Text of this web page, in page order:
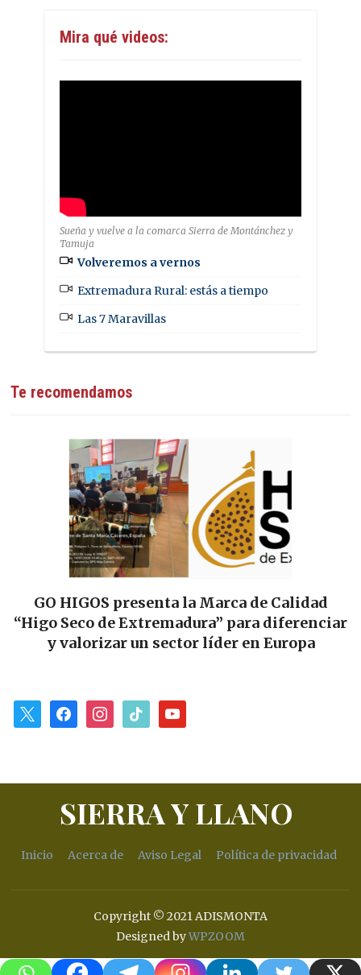
Mira qué videos:
Sueña y vuelve a la comarca Sierra de Montánchez y
Tamuja
Volveremos a vernos
Extremadura Rural: estás a tiempo
Las 7 Maravillas
Te recomendamos
presenta la Marca de Calidad
de Extremadura” para diferenciar
un sector líder en Europa
Las
alianza
para
facebookinstagram
tiktok youtube
SIERRA Y LLANO
Inicio Acerca de Aviso Legal Política de privacidad
Copyright © 2021 ADISMONTA
Designed byWPZOOM